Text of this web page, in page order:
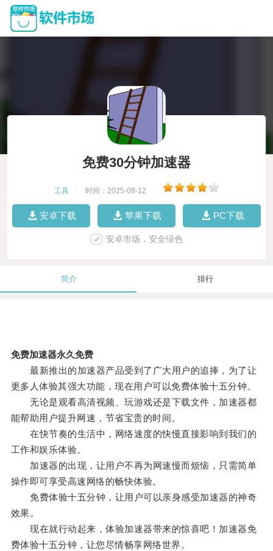
免费30分钟加速器
工具 时间：2025-09-12
安卓下载 苹果下载 PC下载
安卓市场，安全绿色
简介 排行
免费加速器永久免费
最新推出的加速器产品受到了广大用户的追捧，为了让
更多人体验其强大功能，现在用户可以免费体验十五分钟。
无论是观看高清视频、玩游戏还是下载文件，加速器都
能帮助用户提升网速，节省宝贵的时间。
在快节奏的生活中，网络速度的快慢直接影响到我们的
工作和娱乐体验。
加速器的出现，让用户不再为网速慢而烦恼，只需简单
操作即可享受高速网络的畅快体验。
免费体验十五分钟，让用户可以亲身感受加速器的神奇
效果。
现在就行动起来，体验加速器带来的惊喜吧！加速器免
费体验十五分钟，让您尽情畅享网络世界。